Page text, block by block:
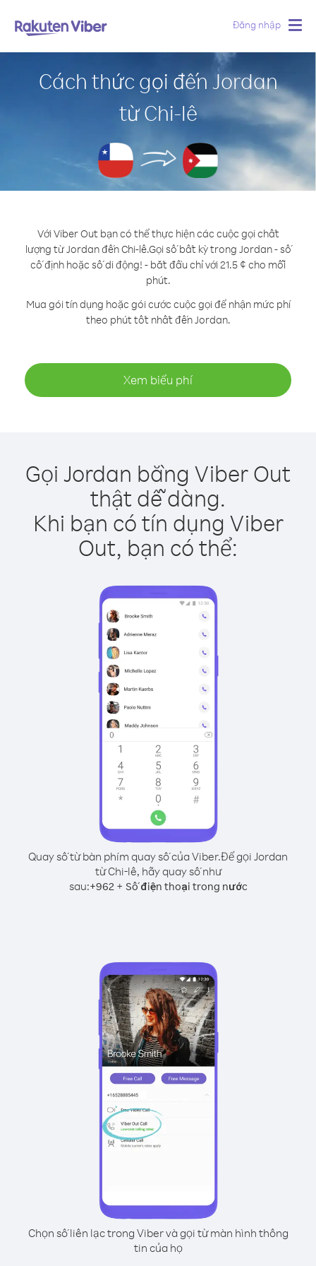
Đăng nhập
Cách thức gọi đến Jordan
từ Chi-lê
Với Viber Out bạn có thể thực hiện các cuộc gọi chất
lượng từ Jordan đến Chi-lê.Gọi số bất kỳ trong Jordan - số
cố định hoặc số di động! - bắt đầu chỉ với 21.5 ¢ cho mỗi
phút.
Mua gói tín dụng hoặc gói cước cuộc gọi để nhận mức phí
theo phút tốt nhất đến Jordan.
Xem biểu phí
Gọi Jordan bằng Viber Out
thật dễ dàng.
Khi bạn có tín dụng Viber
Out, bạn có thể:
Quay số từ bàn phím quay số của Viber.Để gọi Jordan
từ Chi-lê, hãy quay số như
sau:+962+ Số điện thoại trong nước
Chọn số liên lạc trong Viber và gọi từ màn hình thông
tin của họ